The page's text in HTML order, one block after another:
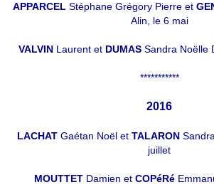
APPARCEL Stéphane Grégory Pierre et
Alin, le 6 mai
VALVINLaurent et DUMASSandra Noëlle
***********
2016
LACHATGaétan Noël et TALARON
juillet
MOUTTET Damien et COPéRé